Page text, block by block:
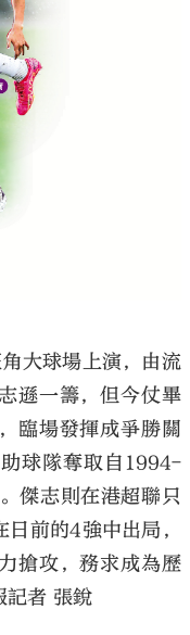
大球場上演，由流
遜一籌，但今仗畢
臨場發揮成爭勝關
球隊奪取自1994-
傑志則在港超聯只
前的4強中出局，
搶攻，務求成為歷
記者 張銳